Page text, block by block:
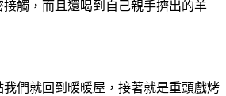
觸，而且還喝到自己親手擠出的羊
們就回到暖暖屋，接著就是重頭戲烤